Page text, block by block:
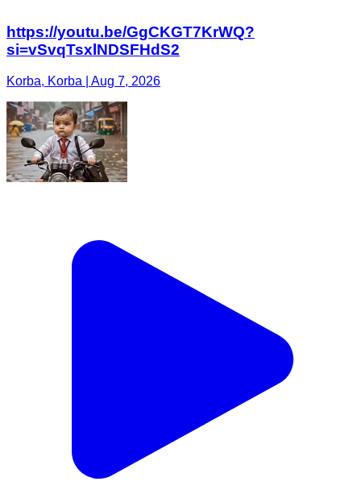
https://youtu.be/GgCKGT7KrWQ?
si=vSvqTsxlNDSFHdS2
Korba, Korba | Aug 7, 2026